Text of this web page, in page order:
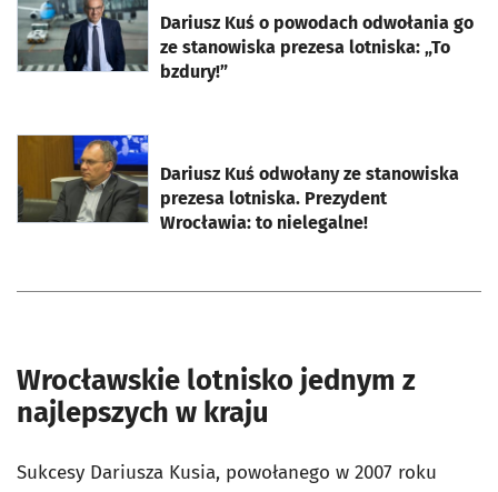
Dariusz Kuś o powodach odwołania go
ze stanowiska prezesa lotniska: „To
bzdury!”
Dariusz Kuś odwołany ze stanowiska
prezesa lotniska. Prezydent
Wrocławia: to nielegalne!
otworzy się w nowej karcie
Wrocławskie lotnisko jednym z
najlepszych w kraju
Sukcesy Dariusza Kusia, powołanego w 2007 roku